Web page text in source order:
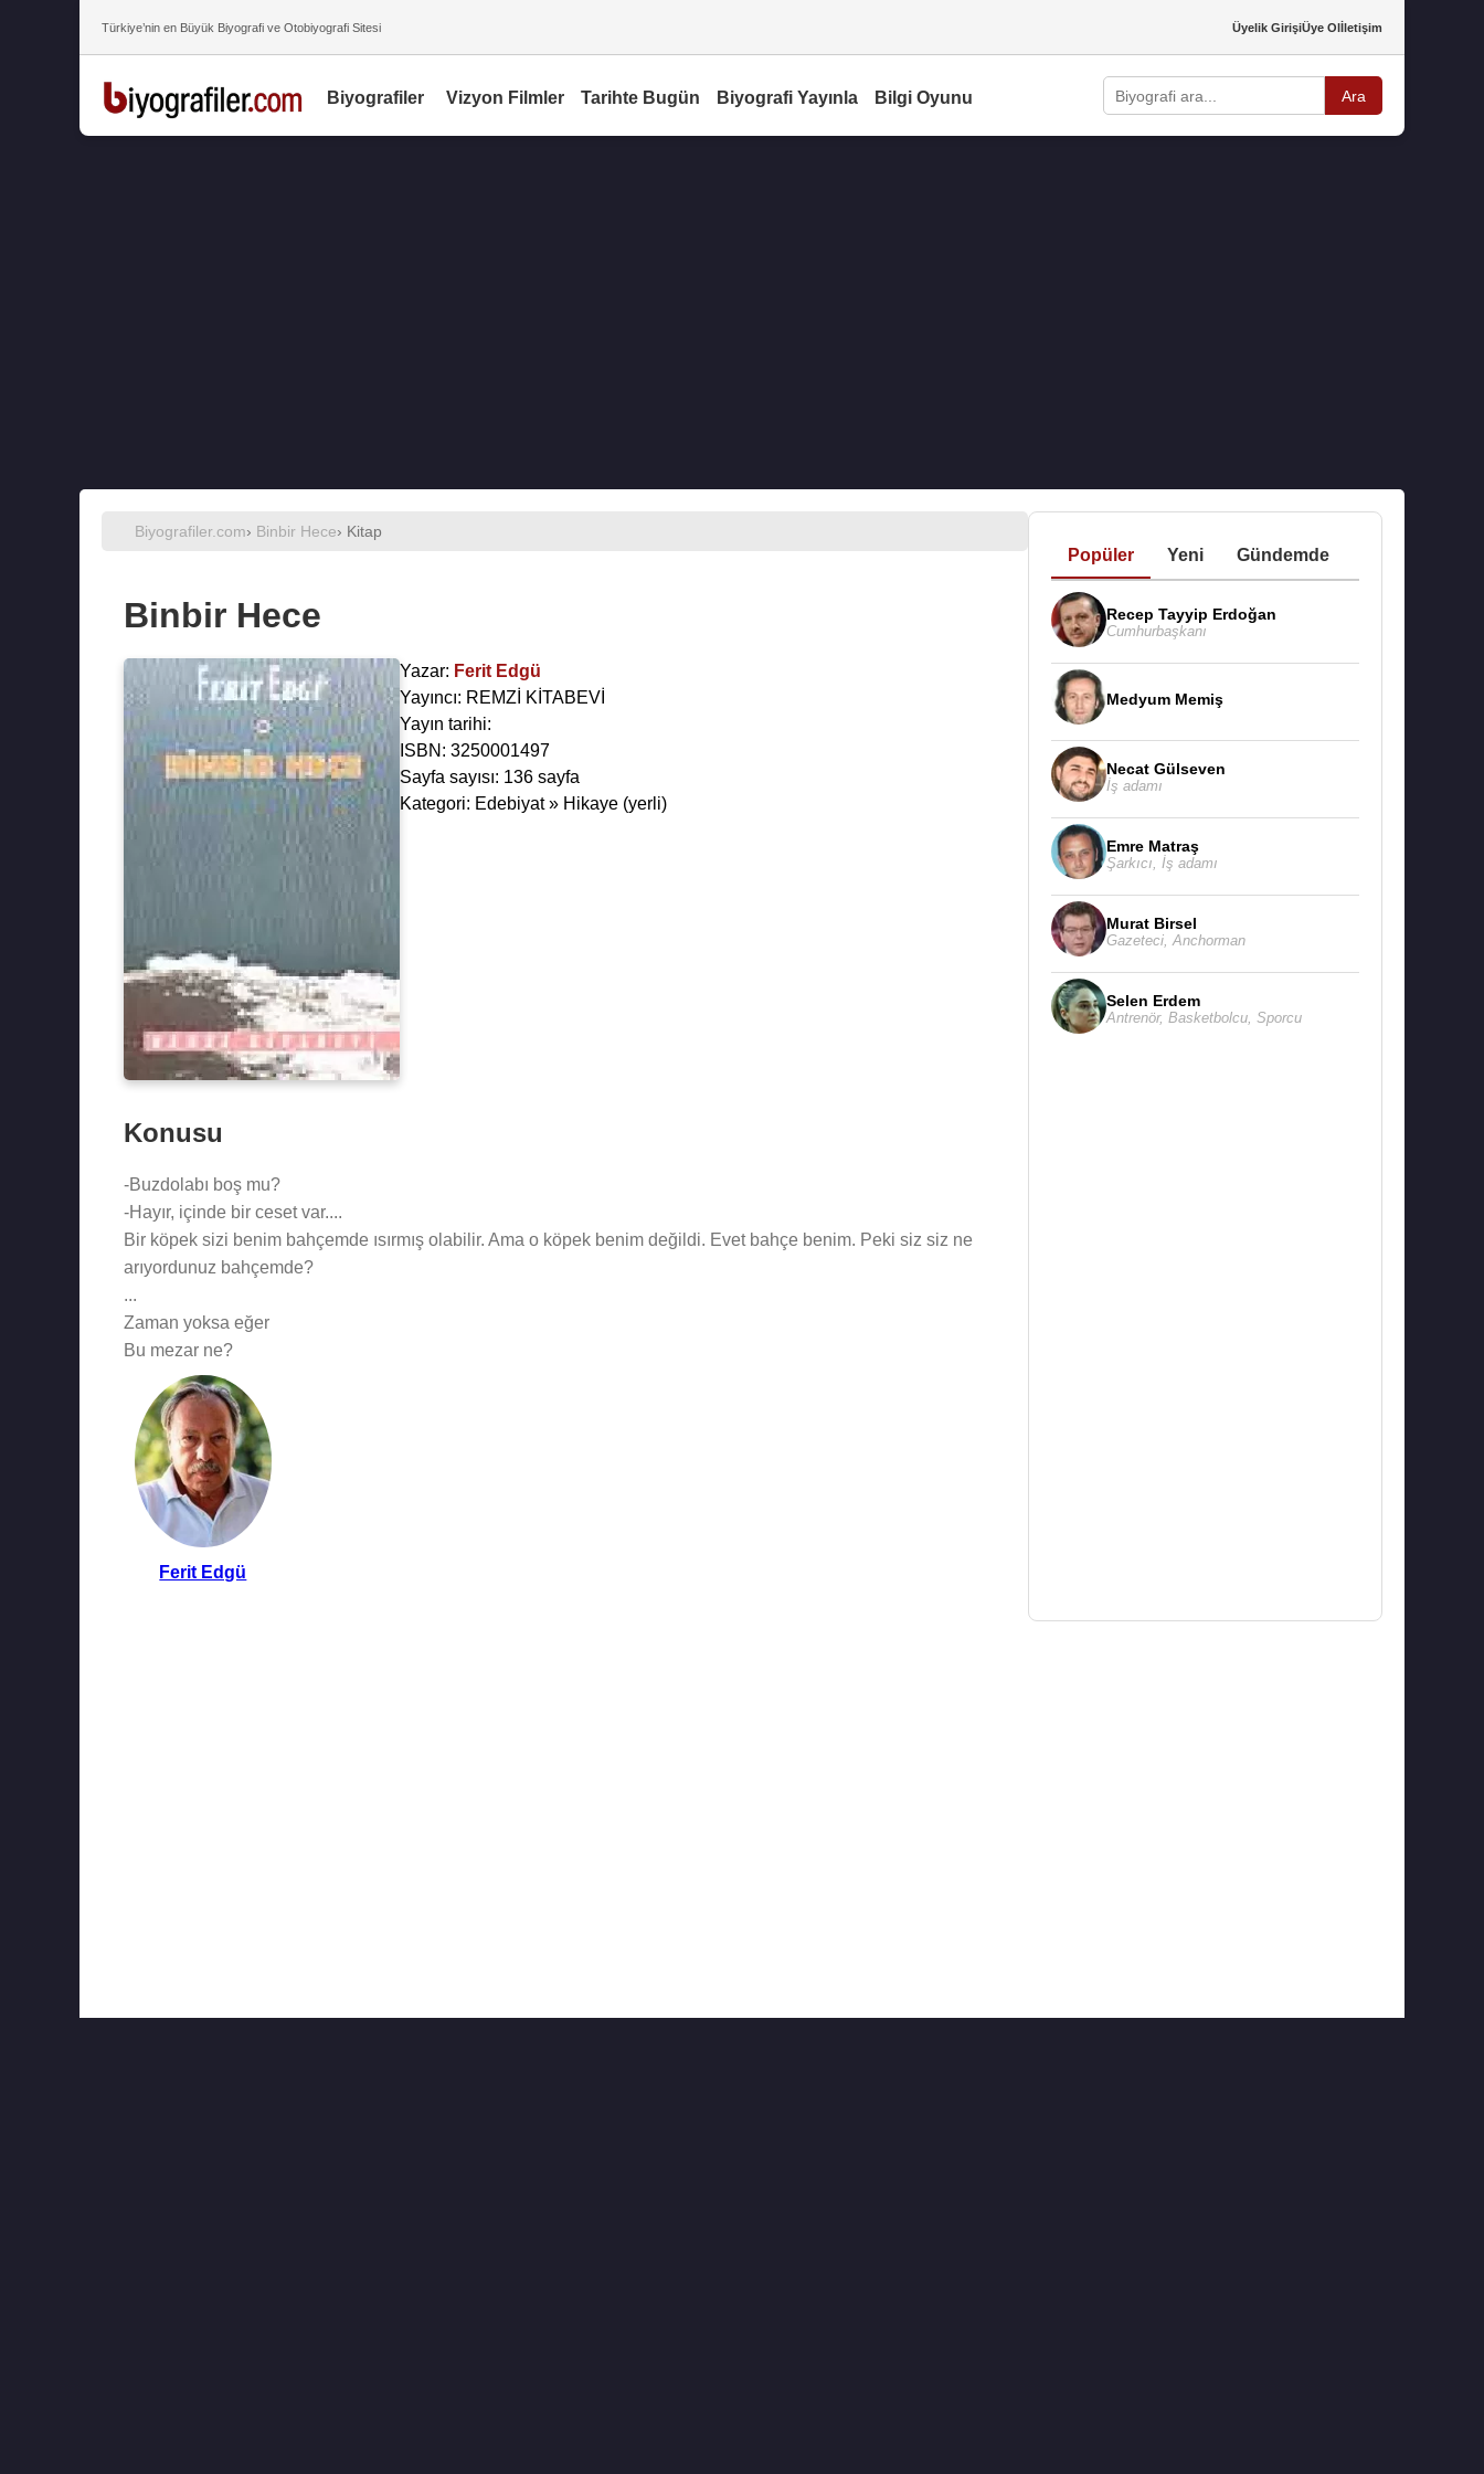
Türkiye’nin en Büyük Biyografi ve Otobiyografi Sitesi Üyelik GirişiÜye Olİletişim
Biyografiler Vizyon Filmler Tarihte Bugün Biyografi Yayınla Bilgi Oyunu Ara
Biyografiler.com› Binbir Hece› Kitap
Binbir Hece
Yazar: Ferit Edgü
Yayıncı: REMZİ KİTABEVİ
Yayın tarihi:
ISBN: 3250001497
Sayfa sayısı: 136 sayfa
Kategori: Edebiyat » Hikaye (yerli)
Konusu
-Buzdolabı boş mu?
-Hayır, içinde bir ceset var....
Bir köpek sizi benim bahçemde ısırmış olabilir. Ama o köpek benim değildi. Evet bahçe benim. Peki siz siz ne
arıyordunuz bahçemde?
...
Zaman yoksa eğer
Bu mezar ne?
Ferit Edgü
Popüler Yeni Gündemde
Recep Tayyip Erdoğan
Cumhurbaşkanı
Medyum Memiş
Necat Gülseven
İş adamı
Emre Matraş
Şarkıcı İş adamı
Murat Birsel
Gazeteci, Anchorman
Selen Erdem
Antrenör, Basketbolcu, Sporcu